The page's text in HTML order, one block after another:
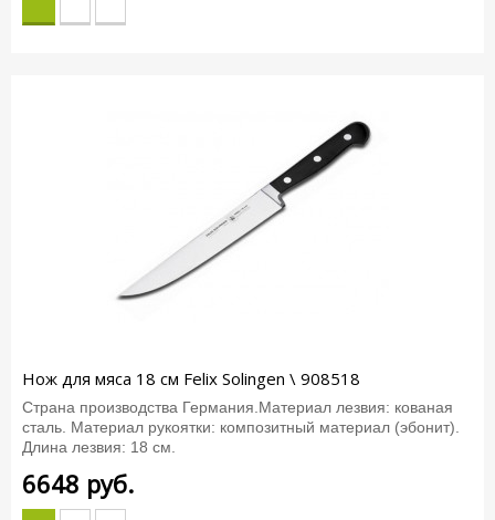
Нож для мяса 18 см Felix Solingen \ 908518
Страна производства Германия.Материал лезвия: кованая
сталь. Материал рукоятки: композитный материал (эбонит).
Длина лезвия: 18 см.
6648 руб.